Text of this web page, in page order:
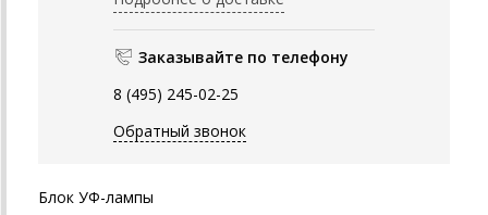
Заказывайте по телефону
8 (495) 245-02-25
Обратный звонок
Блок УФ-лампы